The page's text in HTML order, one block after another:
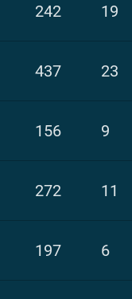
242 19
437 23
156 9
272 11
197 6